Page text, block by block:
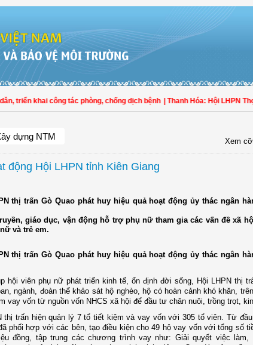
khai công tác phòng, chống dịch bệnh | Thanh Hóa: Hội LHPN Thọ
dựng NTM Xem
động Hội LHPN tỉnh Kiên Giang
thị trấn Gò Quao phát huy hiệu quả hoạt động ủy thác ngân
giáo dục, vận động hỗ trợ phụ nữ tham gia các vấn đề xã
và trẻ em.
thị trấn Gò Quao phát huy hiệu quả hoạt động ủy thác ngân
hội viên phụ nữ phát triển kinh tế, ổn định đời sống, Hội LHPN thị
ngành, đoàn thể khảo sát hộ nghèo, hộ có hoàn cảnh khó khăn,
vay vốn từ nguồn vốn NHCS xã hội để đầu tư chăn nuôi, trồng trọt,
thị trấn hiện quản lý 7 tổ tiết kiệm và vay vốn với 305 tổ viên. Từ
phối hợp với các bên, tạo điều kiện cho 49 hộ vay vốn với tổng số
đồng, tập trung các chương trình vay như: Giải quyết việc làm,